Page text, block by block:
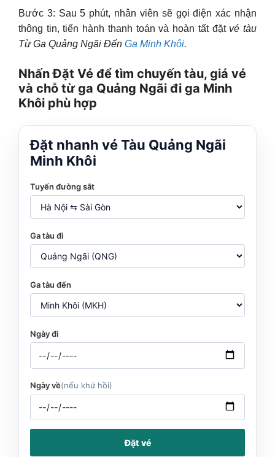
Bước 3: Sau 5 phút, nhân viên sẽ gọi điện xác nhận
thông tin, tiến hành thanh toán và hoàn tất đặt vé tàu
Từ Ga Quảng Ngãi Đến Ga Minh Khôi.
Nhấn Đặt Vé để tìm chuyến tàu, giá vé
và chỗ từ ga Quảng Ngãi đi ga Minh
Khôi phù hợp
Đặt nhanh vé Tàu Quảng Ngãi
Minh Khôi
Tuyến đường sắt
Ga tàu đi
Ga tàu đến
Ngày đi
Ngày về(nếu khứ hồi)
Đặt vé